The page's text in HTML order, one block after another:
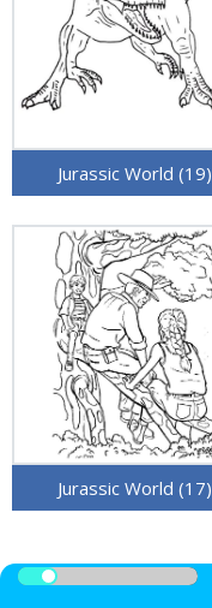
Jurassic World (19)
Jurassic World (17)